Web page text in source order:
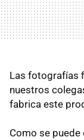
Las fotografías
nuestros
fabrica este
Como se puede